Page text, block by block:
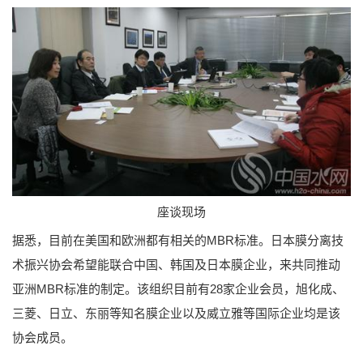
座谈现场
据悉，目前在美国和欧洲都有相关的MBR标准。日本膜分离技
术振兴协会希望能联合中国、韩国及日本膜企业，来共同推动
亚洲MBR标准的制定。该组织目前有28家企业会员，旭化成、
三菱、日立、东丽等知名膜企业以及威立雅等国际企业均是该
协会成员。